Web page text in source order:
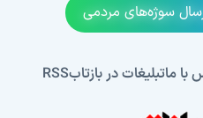
سوژه‌های مردمی
با ماتبلیغات در بازتابRSS